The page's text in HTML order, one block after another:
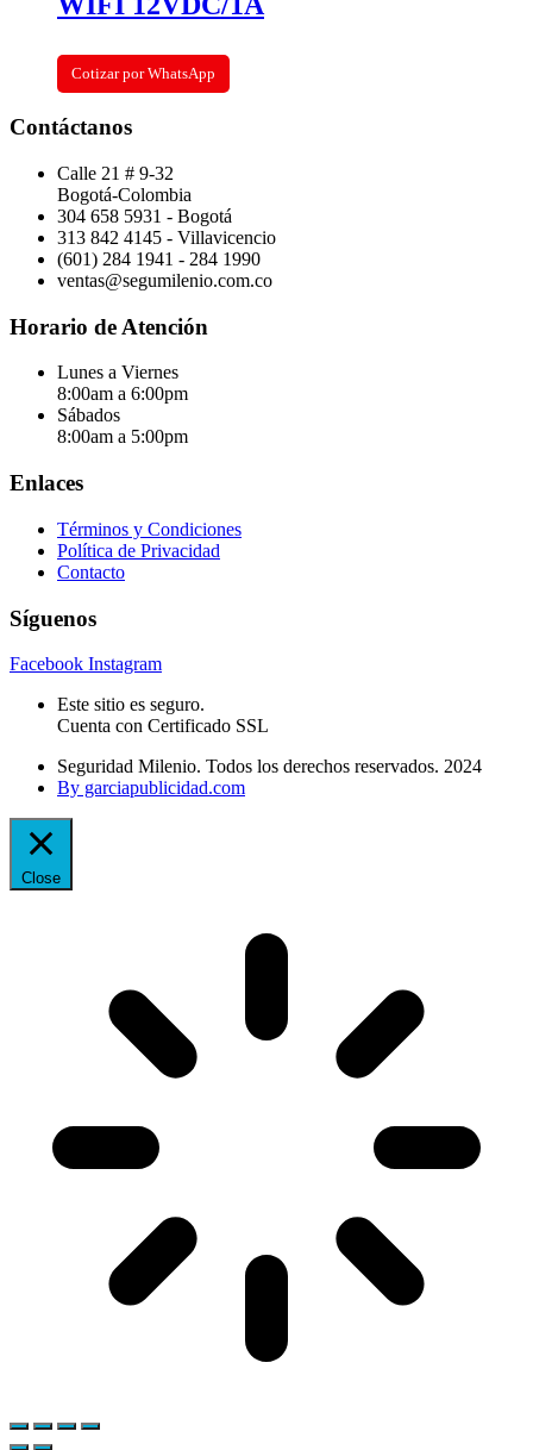
Cotizar por WhatsApp
Contáctanos
Calle 21 # 9-32
Bogotá-Colombia
304 658 5931 - Bogotá
313 842 4145 - Villavicencio
(601) 284 1941 - 284 1990
ventas@segumilenio.com.co
Horario de Atención
Lunes a Viernes
8:00am a 6:00pm
Sábados
8:00am a 5:00pm
Enlaces
Términos y Condiciones
Política de Privacidad
Contacto
Síguenos
Facebook Instagram
Este sitio es seguro.
Cuenta con Certificado SSL
Seguridad Milenio. Todos los derechos reservados. 2024
By garciapublicidad.com
Close